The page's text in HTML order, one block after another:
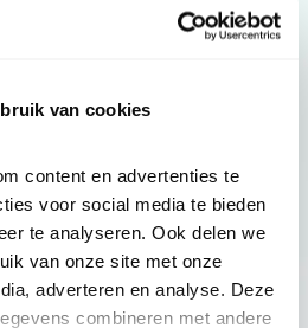
van cookies
content en advertenties te
voor social media te bieden
te analyseren. Ook delen we
van onze site met onze
adverteren en analyse. Deze
combineren met andere
nieuws, inspiratie, acties en tips
van Vogelbescherming.